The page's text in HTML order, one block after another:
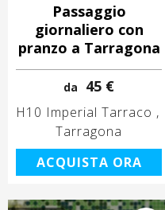
Passaggio
giornaliero con
pranzo a Tarragona
da 45 €
H10 Imperial Tarraco
Tarragona
ACQUISTA ORA